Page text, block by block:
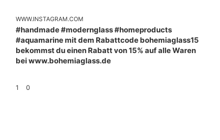
WWW.INSTAGRAM.COM
#handmade #modernglass #homeproducts
#aquamarine mit dem Rabattcode bohemiaglass15
bekommst du einen Rabatt von 15% auf alle Waren
bei www.bohemiaglass.de
1 0